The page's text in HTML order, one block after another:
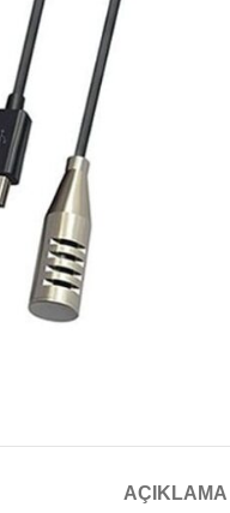
AÇIKLAMA